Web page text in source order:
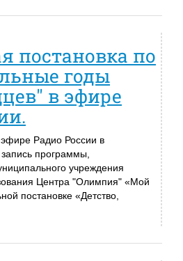
постановка по
годы
в эфире
Радио России в
программы,
учреждения
Центра "Олимпия" «Мой
постановке «Детство,